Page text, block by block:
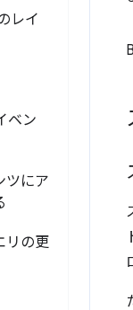
レイ
ベン
ツにア
リの更